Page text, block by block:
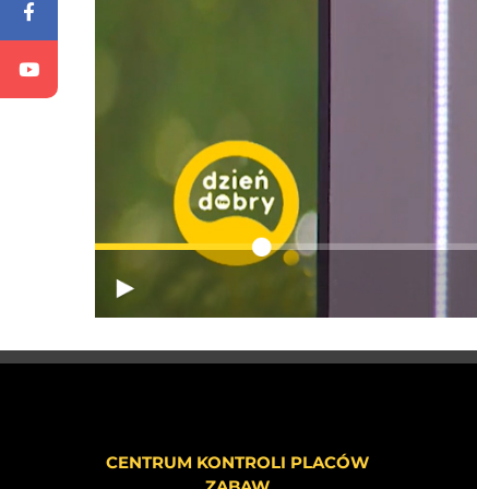
CENTRUM KONTROLI PLACÓW